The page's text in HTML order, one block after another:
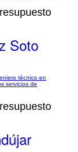
Soto
técnico en
servicios de